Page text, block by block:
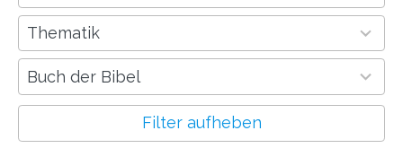
available
Thematik
66
results
available
Buch der Bibel
9
results
available
Filter aufheben